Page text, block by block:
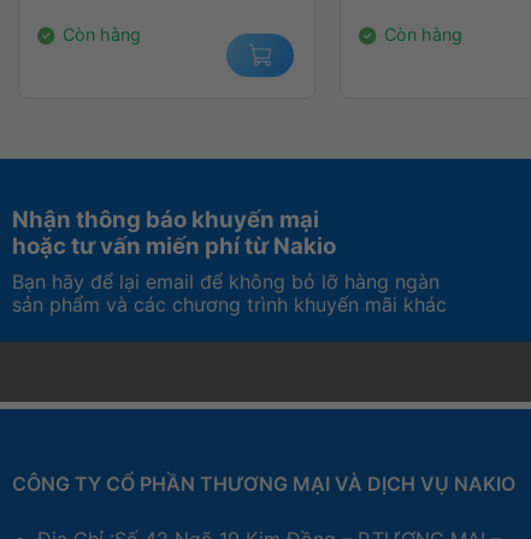
Còn hàng Còn hàng
Nhận thông báo khuyến mại
hoặc tư vấn miến phí từ Nakio
Bạn hãy để lại email để không bỏ lỡ hàng ngàn
sản phẩm và các chương trình khuyến mãi khác
CÔNG TY CỔ PHẦN THƯƠNG MẠI VÀ DỊCH VỤ NAKIO